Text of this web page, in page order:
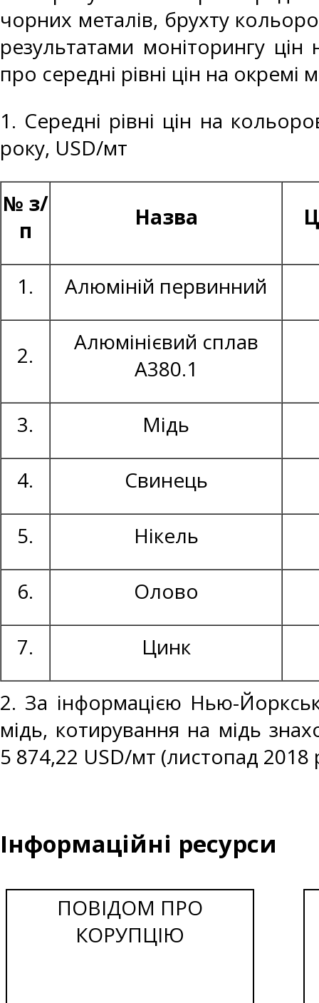
чорних металів, брухту
результатами моніторингу
про середні рівні цін на окремі
1. Середні рівні цін на
року, USD/мт
№ з/
п
Назва
1. Алюміній первинний
2.
Алюмінієвий сплав
А380.1
3. Мідь
4. Свинець
5. Нікель
6. Олово
7. Цинк
2. За інформацією Нью-
мідь, котирування на мідь
5 874,22 USD/мт (листопад 2018
Інформаційні ресурси
ПОВІДОМ ПРО
КОРУПЦІЮ